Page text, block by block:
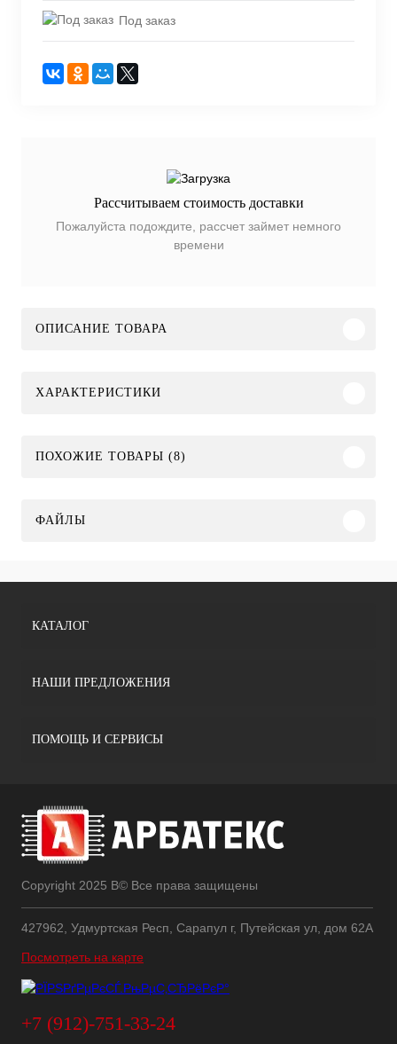
Под заказ
Рассчитываем стоимость доставки
Пожалуйста подождите, рассчет займет немного
времени
ОПИСАНИЕ ТОВАРА
ХАРАКТЕРИСТИКИ
ПОХОЖИЕ ТОВАРЫ (8)
ФАЙЛЫ
КАТАЛОГ
НАШИ ПРЕДЛОЖЕНИЯ
ПОМОЩЬ И СЕРВИСЫ
Copyright 2025 В© Все права защищены
427962, Удмуртская Респ, Сарапул г, Путейская ул, дом 62А
Посмотреть на карте
+7 (912)-751-33-24